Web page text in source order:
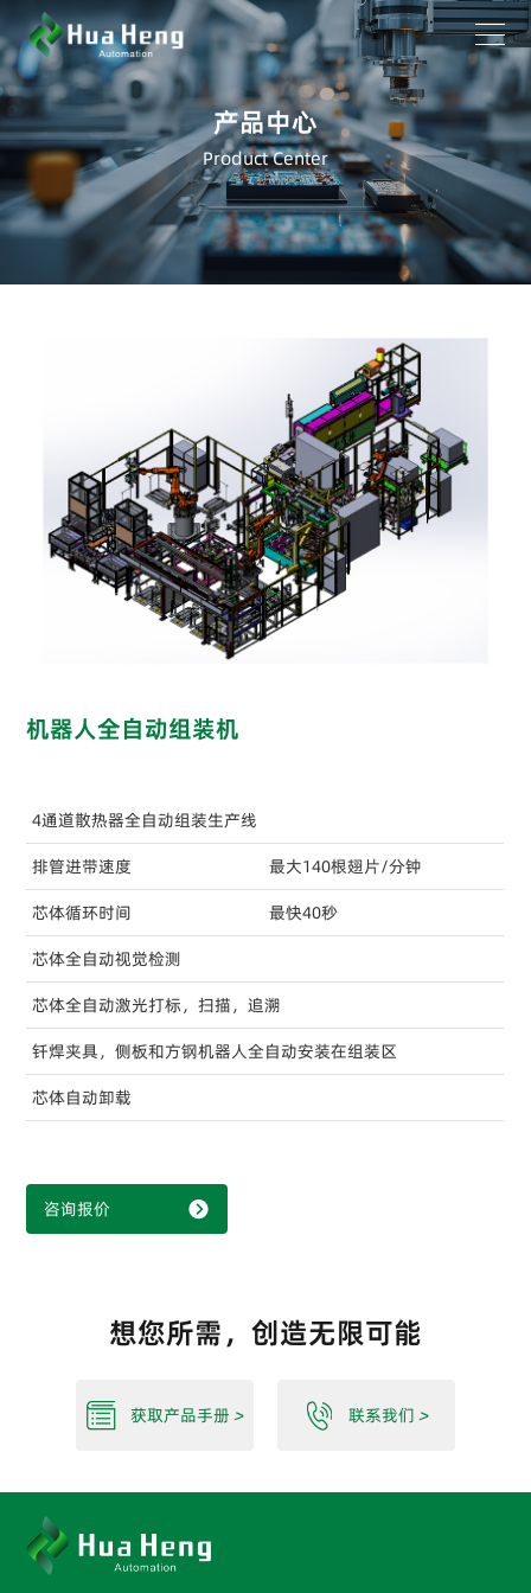
产品中心
Product Center
机器人全自动组装机
4通道散热器全自动组装生产线
排管进带速度
最大140根翅片/分钟
芯体循环时间
最快40秒
芯体全自动视觉检测
芯体全自动激光打标，扫描，追溯
钎焊夹具，侧板和方钢机器人全自动安装在组装区
芯体自动卸载
咨询报价
想您所需，创造无限可能
获取产品手册> 联系我们 >